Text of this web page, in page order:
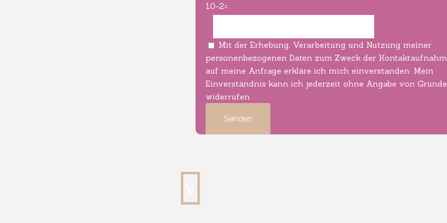
10-2=
Mit der Erhebung, Verarbeitung und Nutzung meiner
personen­bezogenen Daten zum Zweck der
auf meine Anfrage erkläre ich mich einverstanden. Mein
Einverständnis kann ich jederzeit ohne Angabe von
widerrufen.